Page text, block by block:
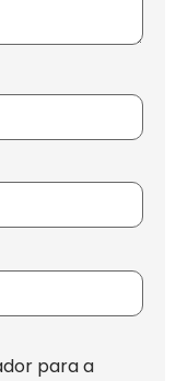
para a